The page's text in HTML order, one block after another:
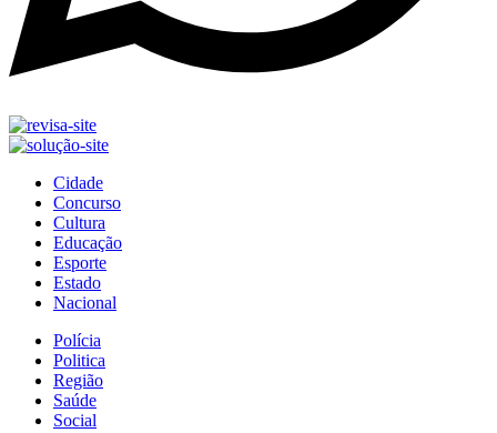
Cidade
Concurso
Cultura
Educação
Esporte
Estado
Nacional
Polícia
Politica
Região
Saúde
Social